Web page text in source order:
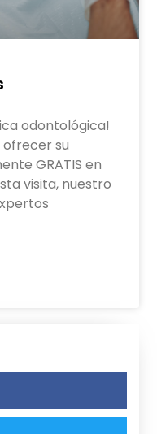
odontológica!
ofrecer su
GRATIS en
visita, nuestro